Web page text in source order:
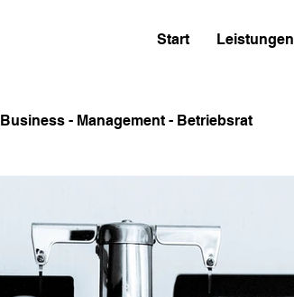
Start Leistungen
Business - Management - Betriebsrat